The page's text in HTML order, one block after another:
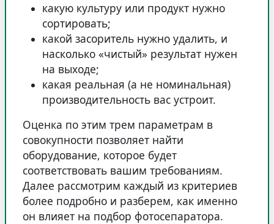
какую культуру или продукт нужно
сортировать;
какой засоритель нужно удалить, и
насколько «чистый» результат нужен
на выходе;
какая реальная (а не номинальная)
производительность вас устроит.
Оценка по этим трем параметрам в
совокупности позволяет найти
оборудование, которое будет
соответствовать вашим требованиям.
Далее рассмотрим каждый из критериев
более подробно и разберем, как именно
он влияет на подбор фотосепаратора.